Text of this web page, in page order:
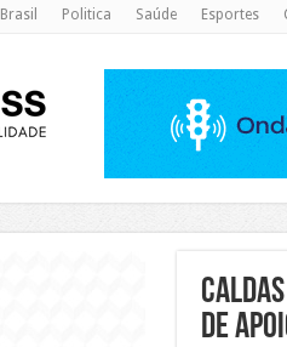
Brasil Politica Saúde Esportes
de